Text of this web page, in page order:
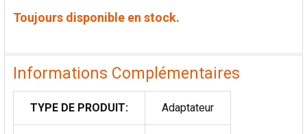
Toujours disponible en stock.
Informations Complémentaires
TYPE DE PRODUIT: Adaptateur